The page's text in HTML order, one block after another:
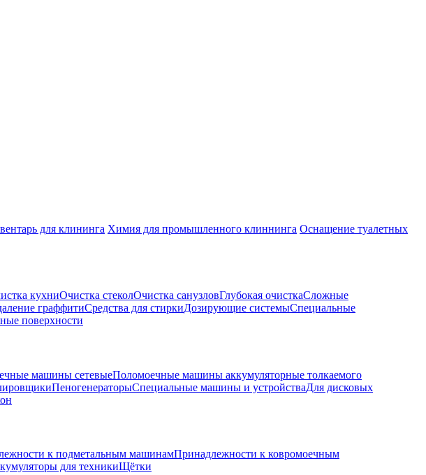
для клининга Химия для промышленного клиннинга Оснащение туалетных
кухниОчистка стеколОчистка санузловГлубокая очисткаСложные
граффитиСредства для стиркиДозирующие системыСпециальные
поверхности
машины сетевыеПоломоечные машины аккумуляторные толкаемого
ПеногенераторыСпециальные машины и устройстваДля дисковых
к подметальным машинамПринадлежности к ковромоечным
для техникиЩётки